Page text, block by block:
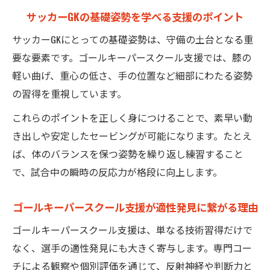
現場で評価されるゴールキーパースクール
支援のポイント
こんな人がゴールキーパーに向いている？
ゴールキーパースクール支援で分かる適性
と特徴
どんな人がゴールキーパーに向いているか
支援で診断
ゴールキーパースクール支援が適性発見に
役立つ理由
明確に
支援を通じて見えるゴールキーパー適性の
ポイント
サッカーGKの基礎姿勢を学べる支援のポイント
サッカーGKにとっての基礎姿勢は、守備の土台となる重
要な要素です。ゴールキーパースクール支援では、膝の
軽い曲げ、重心の低さ、手の位置など細部にわたる姿勢
の習得を重視しています。
これらのポイントを正しく身につけることで、素早い動
き出しや安定したセービングが可能になります。たとえ
ば、体のバランスを保つ姿勢を繰り返し練習すること
で、試合中の瞬時の反応力が格段に向上します。
ゴールキーパースクール支援が適性発見に繋がる理由
ゴールキーパースクール支援は、単なる技術習得だけで
なく、選手の適性発見にも大きく寄与します。専門コー
チによる観察や個別評価を通じて、反射神経や判断力と